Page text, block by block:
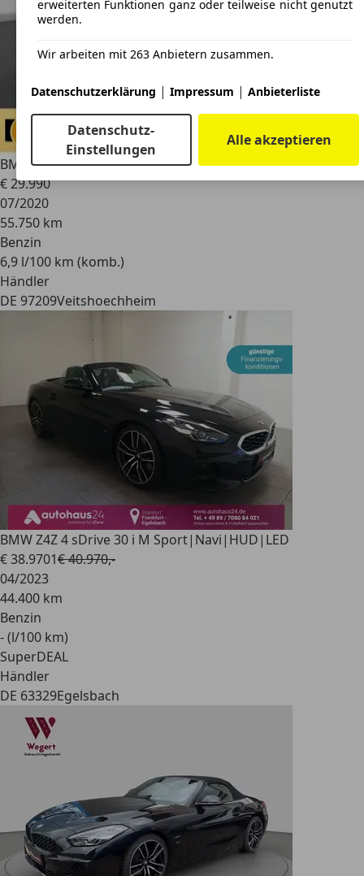
BMW Z4Z 4 sDrive 20 i Advantag (EURO 6d)(OPF) Klima/BC
€ 29.990
07/2020
55.750 km
Benzin
6,9 l/100 km (komb.)
Händler
DE 97209Veitshoechheim
BMW Z4Z 4 sDrive 30 i M Sport|Navi|HUD|LED
€ 38.9701€ 40.970,-
04/2023
44.400 km
Benzin
- (l/100 km)
SuperDEAL
Händler
DE 63329Egelsbach
erweiterten Funktionen ganz oder teilweise nicht genutzt
werden.
Wir arbeiten mit 263 Anbietern zusammen.
Datenschutzerklärung | Impressum | Anbieterliste
Datenschutz-
Einstellungen
Alle akzeptieren